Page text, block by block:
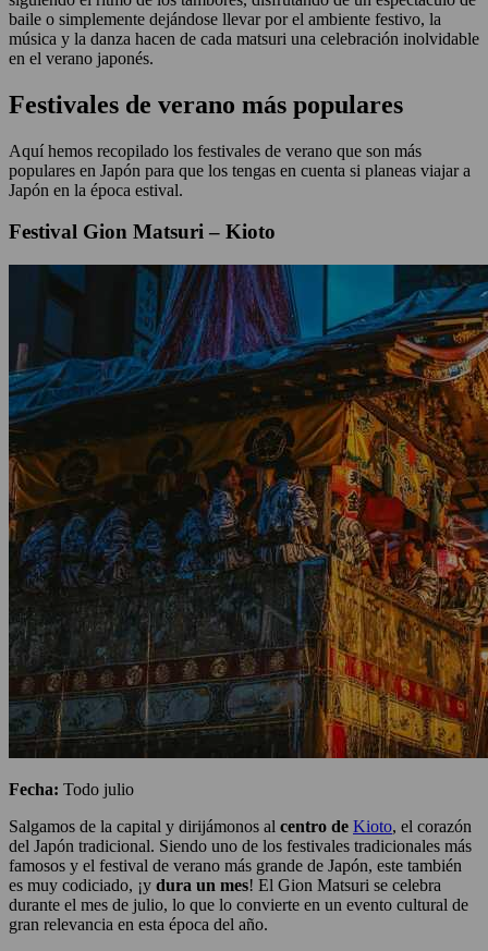
baile o simplemente dejándose llevar por el ambiente festivo, la
música y la danza hacen de cada matsuri una celebración inolvidable
en el verano japonés.
Festivales de verano más populares
Aquí hemos recopilado los festivales de verano que son más
populares en Japón para que los tengas en cuenta si planeas viajar a
Japón en la época estival.
Festival Gion Matsuri – Kioto
Fecha: Todo julio
Salgamos de la capital y dirijámonos al centro de Kioto, el corazón
del Japón tradicional. Siendo uno de los festivales tradicionales más
famosos y el festival de verano más grande de Japón, este también
es muy codiciado, ¡y dura un mes! El Gion Matsuri se celebra
durante el mes de julio, lo que lo convierte en un evento cultural de
gran relevancia en esta época del año.